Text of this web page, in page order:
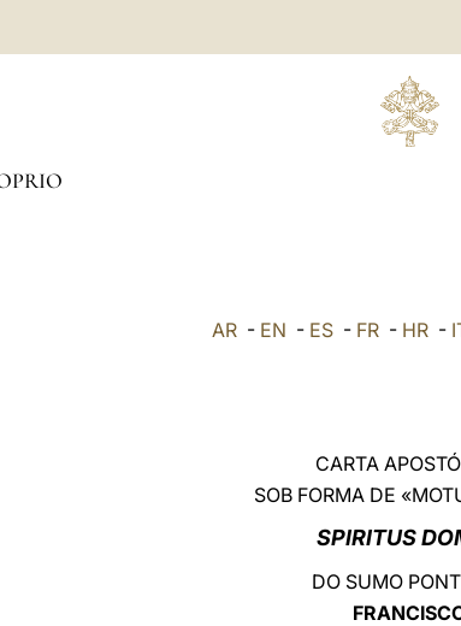
AR- EN - ES- FR- HR-
CARTA
SOB FORMA DE
SPIRITUS
DO SUMO